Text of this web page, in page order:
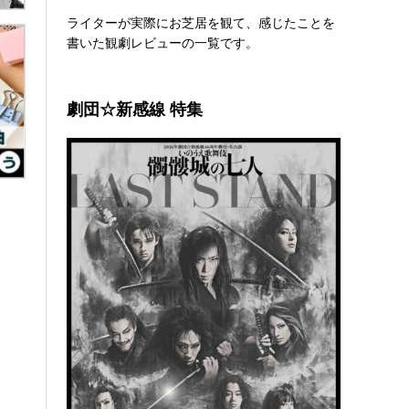
ライターが実際にお芝居を観て、感じたことを
書いた観劇レビューの一覧です。
劇団☆新感線 特集